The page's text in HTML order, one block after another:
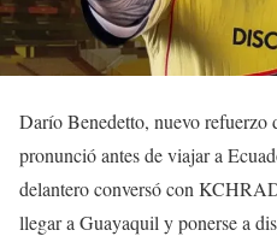
Darío Benedetto, nuevo
pronunció antes de viajar a
delantero conversó con
llegar a Guayaquil y ponerse a